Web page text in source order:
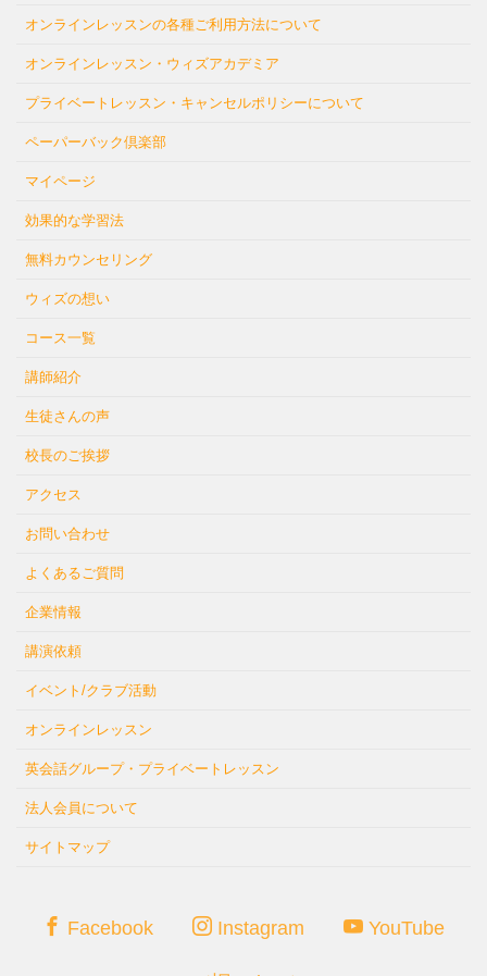
オンラインレッスンの各種ご利用方法について
オンラインレッスン・ウィズアカデミア
プライベートレッスン・キャンセルポリシーについて
ペーパーバック倶楽部
マイページ
効果的な学習法
無料カウンセリング
ウィズの想い
コース一覧
講師紹介
生徒さんの声
校長のご挨拶
アクセス
お問い合わせ
よくあるご質問
企業情報
講演依頼
イベント/クラブ活動
オンラインレッスン
英会話グループ・プライベートレッスン
法人会員について
サイトマップ
Facebook Instagram YouTube